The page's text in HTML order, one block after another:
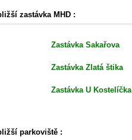
zastávka MHD :
Zastávka Sakařova
Zastávka Zlatá štika
Zastávka U Kostelíčka
parkoviště :